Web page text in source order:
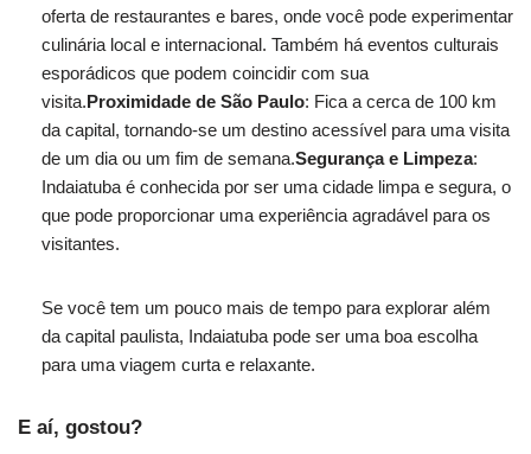
oferta de restaurantes e bares, onde você pode experimentar
culinária local e internacional. Também há eventos culturais
esporádicos que podem coincidir com sua
visita.Proximidade de São Paulo: Fica a cerca de 100 km
da capital, tornando-se um destino acessível para uma visita
de um dia ou um fim de semana.Segurança e Limpeza:
Indaiatuba é conhecida por ser uma cidade limpa e segura, o
que pode proporcionar uma experiência agradável para os
visitantes.
Se você tem um pouco mais de tempo para explorar além
da capital paulista, Indaiatuba pode ser uma boa escolha
para uma viagem curta e relaxante.
E aí, gostou?